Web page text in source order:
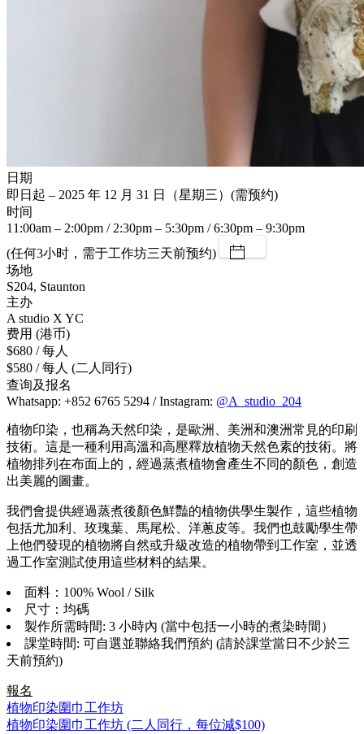
日期
即日起 – 2025 年 12 月 31 日（星期三）(需预约)
时间
11:00am – 2:00pm / 2:30pm – 5:30pm / 6:30pm – 9:30pm
(任何3小时，需于工作坊三天前预约)
场地
S204, Staunton
主办
A studio X YC
费用 (港币)
$680 / 每人
$580 / 每人 (二人同行)
查询及报名
Whatsapp: +852 6765 5294 / Instagram: @A_studio_204
植物印染，也稱為天然印染，是歐洲、美洲和澳洲常見的印刷
技術。這是一種利用高溫和高壓釋放植物天然色素的技術。將
植物排列在布面上的，經過蒸煮植物會產生不同的顏色，創造
出美麗的圖畫。
我們會提供經過蒸煮後顏色鮮豔的植物供學生製作，這些植物
包括尤加利、玫瑰葉、馬尾松、洋蔥皮等。我們也鼓勵學生帶
上他們發現的植物將自然或升級改造的植物帶到工作室，並透
過工作室測試使用這些材料的結果。
面料：100% Wool / Silk
尺寸：均碼
製作所需時間: 3 小時內 (當中包括一小時的煮染時間）
課堂時間: 可自選並聯絡我們預約 (請於課堂當日不少於三
天前預約)
報名
植物印染圍巾工作坊
植物印染圍巾工作坊 (二人同行，每位減$100)